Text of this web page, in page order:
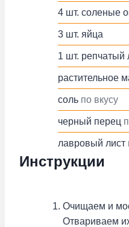
4 шт. соленые
3 шт. яйца
1 шт. репчатый
растительное
соль по вкусу
черный перец
лавровый лист
Инструкции
Очищаем и
Отвариваем